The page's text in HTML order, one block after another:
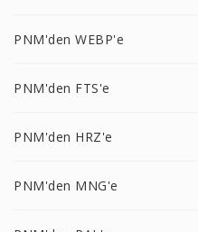
PNM'den WEBP'e
PNM'den FTS'e
PNM'den HRZ'e
PNM'den MNG'e